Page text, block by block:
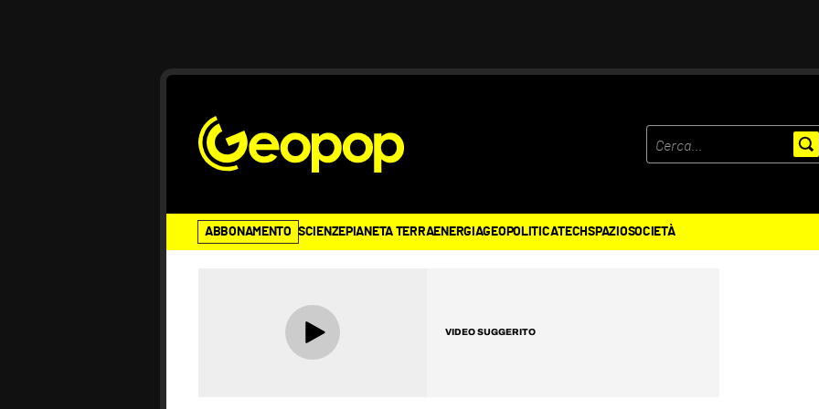
ABBONAMENTO SCIENZEPIANETA TERRAENERGIAGEOPOLITICATECHSPAZIOSOCIETÀ
VIDEO SUGGERITO